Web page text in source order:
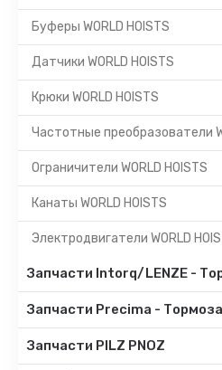
Буферы WORLD HOISTS
Датчики WORLD HOISTS
Крюки WORLD HOISTS
Частотные преобразователи
Ограничители WORLD HOISTS
Канаты WORLD HOISTS
Электродвигатели WORLD
Запчасти Intorq/LENZE -
Запчасти Precima - Тормоза
Запчасти PILZ PNOZ